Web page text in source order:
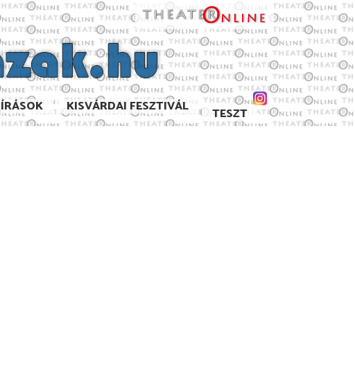
ÍRÁSOK KISVÁRDAI FESZTIVÁL TESZT